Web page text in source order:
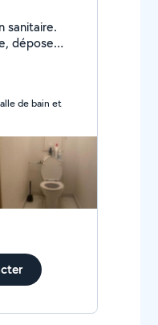
sanitaire.
dépose
O617-
que vs
moi
CHER
de bain et